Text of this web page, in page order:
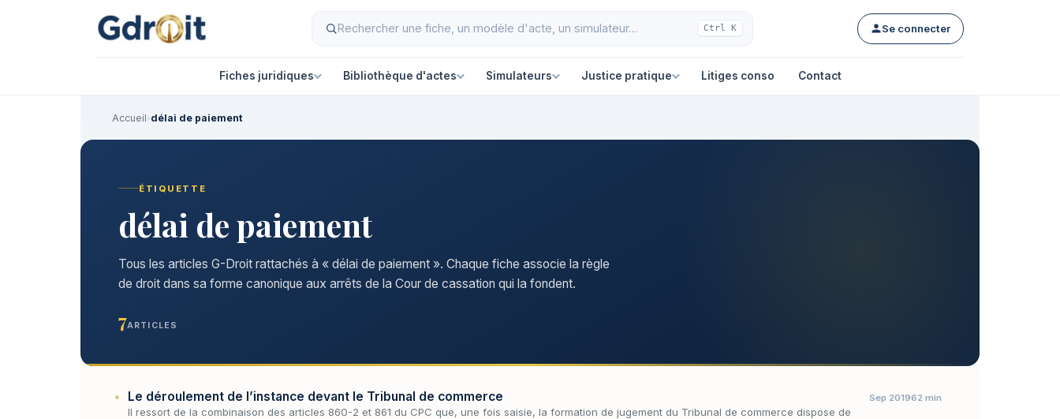
Ctrl K Se connecter
Fiches juridiques Bibliothèque d'actes Simulateurs Justice pratique Litiges conso Contact
Accueil›délai de paiement
ÉTIQUETTE
délai de paiement
Tous les articles G-Droit rattachés à « délai de paiement ». Chaque fiche associe la règle
de droit dans sa forme canonique aux arrêts de la Cour de cassation qui la fondent.
7ARTICLES
Le déroulement de l’instance devant le Tribunal de commerce
Il ressort de la combinaison des articles 860-2 et 861 du CPC que, une fois saisie, la formation de jugement du Tribunal de commerce dispose de
Sep 201962 min